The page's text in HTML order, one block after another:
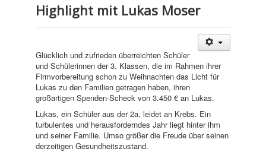
Highlight mit Lukas Moser
Glücklich und zufrieden überreichten Schüler
und Schülerinnen der 3. Klassen, die im Rahmen ihrer
Firmvorbereitung schon zu Weihnachten das Licht für
Lukas zu den Familien getragen haben, ihren
großartigen Spenden-Scheck von 3.450 € an Lukas.
Lukas, ein Schüler aus der 2a, leidet an Krebs. Ein
turbulentes und herausforderndes Jahr liegt hinter ihm
und seiner Familie. Umso größer die Freude über seinen
derzeitigen Gesundheitszustand.